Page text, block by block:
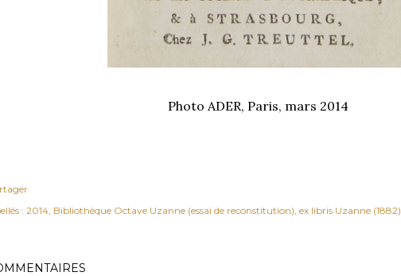
Photo ADER, Paris, mars 2014
: 2014 Bibliothèque Octave Uzanne (essai de reconstitution) ex libris Uzanne (1882)